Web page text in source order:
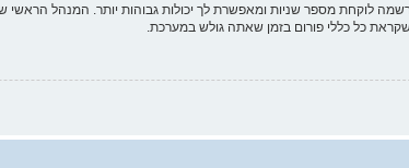
לוקחת מספר שניות ומאפשרת לך יכולות גבוהות יותר. המנהל
שקראת כל כללי פורום בזמן שאתה גולש במערכת.